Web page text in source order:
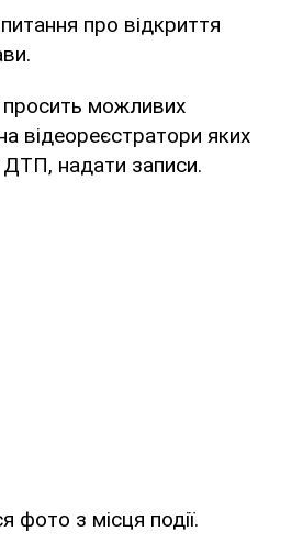
про відкриття
просить можливих
відеореєстратори яких
надати записи.
фото з місця події.